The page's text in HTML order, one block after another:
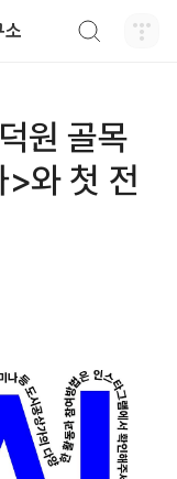
소
원 골목
와 첫 전